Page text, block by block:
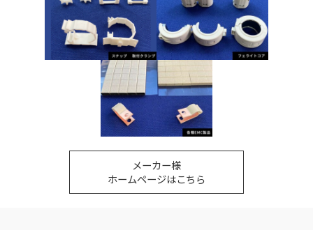
メーカー様
ホームページはこちら